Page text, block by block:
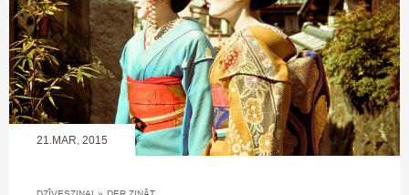
21.MAR, 2015